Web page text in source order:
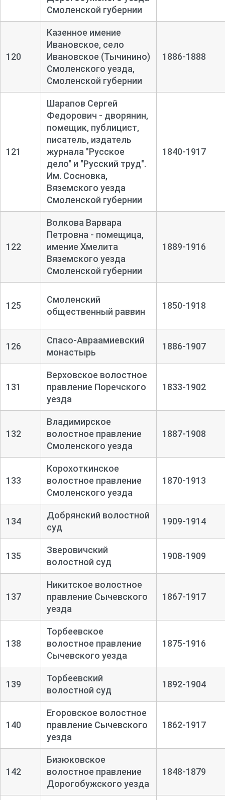
Смоленской губернии
120
Казенное имение
Ивановское, село
Ивановское (Тычинино)
Смоленского уезда,
Смоленской губернии
1886-1888
121
Шарапов Сергей
Федорович - дворянин,
помещик, публицист,
писатель, издатель
журнала "Русское
дело" и "Русский труд".
Им. Сосновка,
Вяземского уезда
Смоленской губернии
1840-1917
122
Волкова Варвара
Петровна - помещица,
имение Хмелита
Вяземского уезда
Смоленской губернии
1889-1916
125
Смоленский
общественный раввин
1850-1918
126
Спасо-Авраамиевский
монастырь
1886-1907
131
Верховское волостное
правление Поречского
уезда
1833-1902
132
Владимирское
волостное правление
Смоленского уезда
1887-1908
133
Корохоткинское
волостное правление
Смоленского уезда
1870-1913
134
Добрянский волостной
суд
1909-1914
135
Зверовичский
волостной суд
1908-1909
137
Никитское волостное
правление Сычевского
уезда
1867-1917
138
Торбеевское
волостное правление
Сычевского уезда
1875-1916
139
Торбеевский
волостной суд
1892-1904
140
Егоровское волостное
правление Сычевского
уезда
1862-1917
142
Бизюковское
волостное правление
Дорогобужского уезда
1848-1879